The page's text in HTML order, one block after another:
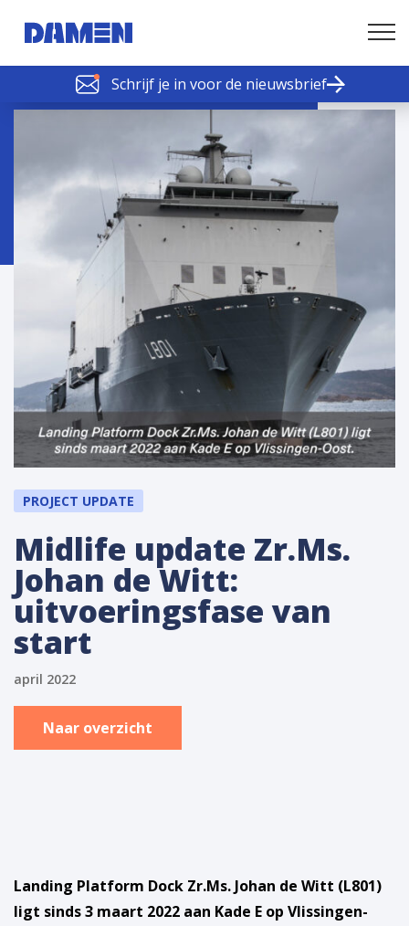
Schrijf je in voor de nieuwsbrief
SCHELDE SCHAKELS
Nieuws of tips
PROJECT UPDATE
Midlife update Zr.Ms.
Johan de Witt:
uitvoeringsfase van
start
april 2022
Naar overzicht
Landing Platform Dock Zr.Ms. Johan de Witt (L801)
ligt sinds 3 maart 2022 aan Kade E op Vlissingen-